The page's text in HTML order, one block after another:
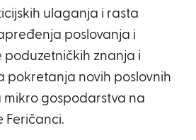
ulaganja i rasta
poslovanja i
poduzetničkih znanja i
pokretanja novih poslovnih
mikro gospodarstva na
Feričanci.